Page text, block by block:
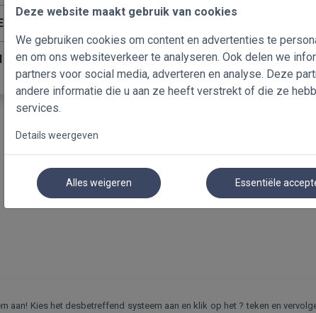
Deze website maakt gebruik van cookies
We gebruiken cookies om content en advertenties te
en om ons websiteverkeer te analyseren. Ook delen we
partners voor social media, adverteren en analyse. Deze
andere informatie die u aan ze heeft verstrekt of die ze
services.
Details weergeven
Alles weigeren Essentiële
aan! Kies het desbetreffend systeem aan en klik op het ? teken en